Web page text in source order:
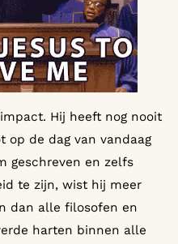
Hij heeft nog nooit
op de dag van vandaag
geschreven en zelfs
te zijn, wist hij meer
dan alle filosofen en
harten binnen alle